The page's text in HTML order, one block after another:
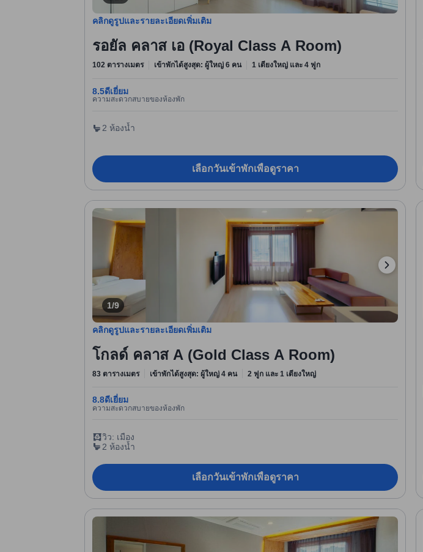
คลิกดูรูปและรายละเอียดเพิ่มเติม
รอยัล คลาส เอ (Royal Class A Room)
102 ตารางเมตร เข้าพักได้สูงสุด: ผู้ใหญ่ 6 คน 1 เตียงใหญ่ และ 4 ฟูก
8.5ดีเยี่ยม
ความสะดวกสบายของห้องพัก
2 ห้องน้ำ
เลือกวันเข้าพักเพื่อดูราคา
1/9
คลิกดูรูปและรายละเอียดเพิ่มเติม
โกลด์ คลาส A (Gold Class A Room)
83 ตารางเมตร เข้าพักได้สูงสุด: ผู้ใหญ่ 4 คน 2 ฟูก และ 1 เตียงใหญ่
8.8ดีเยี่ยม
ความสะดวกสบายของห้องพัก
วิว: เมือง
2 ห้องน้ำ
เลือกวันเข้าพักเพื่อดูราคา